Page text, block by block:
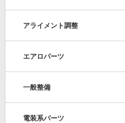
アライメント調整
エアロパーツ
一般整備
電装系パーツ